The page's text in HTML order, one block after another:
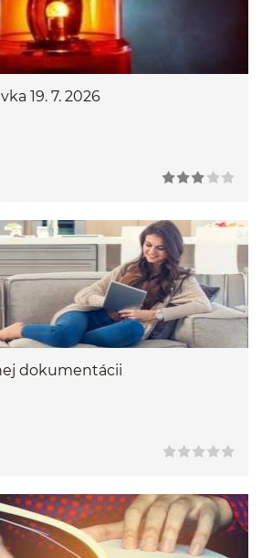
19. 7. 2026
dokumentácii